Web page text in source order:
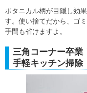
ボタニカル柄が目隠し効
す。使い捨てだから、ゴ
手間も省けますよ。
三角コーナー卒業
手軽キッチン掃除